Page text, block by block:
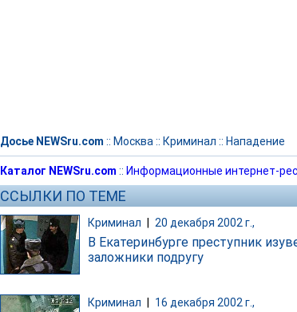
Досье NEWSru.com :: Москва :: Криминал :: Нападение
Каталог NEWSru.com :: Информационные интернет-
ССЫЛКИ ПО ТЕМЕ
Криминал 20 декабря 2002 г.,
В Екатеринбурге преступник
заложники подругу
Криминал 16 декабря 2002 г.,